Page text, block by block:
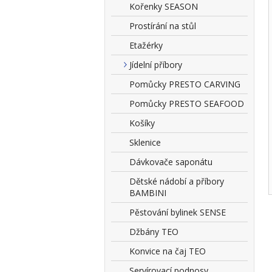
Kořenky SEASON
Prostírání na stůl
Etažérky
Jídelní příbory
Pomůcky PRESTO CARVING
Pomůcky PRESTO SEAFOOD
Košíky
Sklenice
Dávkovače saponátu
Dětské nádobí a příbory
BAMBINI
Pěstování bylinek SENSE
Džbány TEO
Konvice na čaj TEO